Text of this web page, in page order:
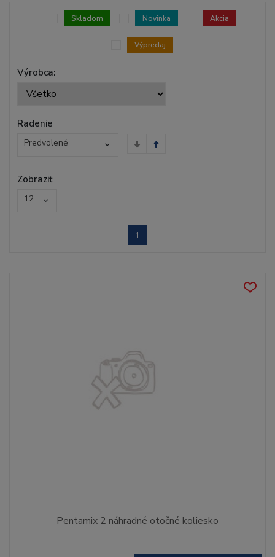
Výrobca:
Skladom Novinka Akcia
Výpredaj
Radenie
Predvolené
Zobraziť
12
1
Pentamix 2 náhradné otočné koliesko